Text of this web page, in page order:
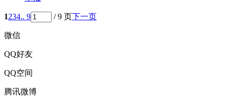
1234.. 9 / 9 页下一页
微信
QQ好友
QQ空间
腾讯微博